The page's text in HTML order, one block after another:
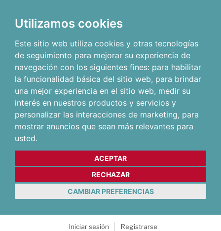
Utilizamos cookies
Este sitio web utiliza cookies y otras tecnologías
de seguimiento para mejorar su experiencia de
navegación con los siguientes fines: para habilitar
la funcionalidad básica del sitio web, para brindar
una mejor experiencia en el sitio web, medir su
interés en nuestros productos y servicios y
personalizar las interacciones de marketing, para
mostrar anuncios que sean más relevantes para
usted.
ACEPTAR
RECHAZAR
CAMBIAR PREFERENCIAS
Iniciar sesión
Registrarse